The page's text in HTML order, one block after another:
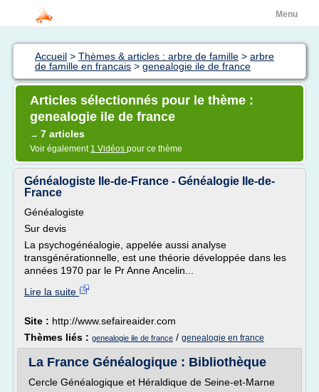
Menu
Accueil > Thèmes & articles : arbre de famille > arbre
de famille en francais > genealogie ile de france
Articles sélectionnés pour le thème :
genealogie ile de france
→ 7 articles
Voir également 1 Vidéos pour ce thème
Généalogiste Ile-de-France - Généalogie Ile-de-
France
Généalogiste
Sur devis
La psychogénéalogie, appelée aussi analyse
transgénérationnelle, est une théorie développée dans les
années 1970 par le Pr Anne Ancelin...
Lire la suite
Site : http://www.sefaireaider.com
Thèmes liés : genealogie ile de france / genealogie en france
La France Généalogique : Bibliothèque
Cercle Généalogique et Héraldique de Seine-et-Marne